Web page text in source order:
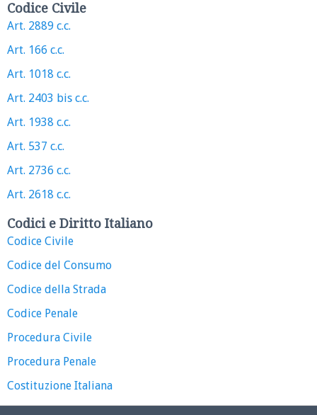
Codice Civile
Art. 2889 c.c.
Art. 166 c.c.
Art. 1018 c.c.
Art. 2403 bis c.c.
Art. 1938 c.c.
Art. 537 c.c.
Art. 2736 c.c.
Art. 2618 c.c.
Codici e Diritto Italiano
Codice Civile
Codice del Consumo
Codice della Strada
Codice Penale
Procedura Civile
Procedura Penale
Costituzione Italiana